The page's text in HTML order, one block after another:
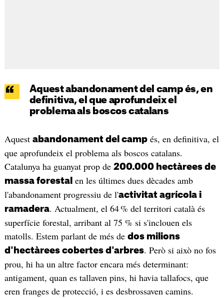
Aquest abandonament del camp és, en
definitiva, el que aprofundeix el
problema als boscos catalans
Aquest abandonament del campés, en definitiva, el
que aprofundeix el problema als boscos catalans.
Catalunya ha guanyat prop de 200.000 hectàrees de
massa forestal en les últimes dues dècades amb
l'abandonament progressiu de l'activitat agrícola i
ramadera. Actualment, el 64 % del territori català és
superfície forestal, arribant al 75 % si s'inclouen els
matolls. Estem parlant de més de dos milions
d'hectàrees cobertes d'arbres. Però si això no fos
prou, hi ha un altre factor encara més determinant:
antigament, quan es tallaven pins, hi havia tallafocs, que
eren franges de protecció, i es desbrossaven camins.